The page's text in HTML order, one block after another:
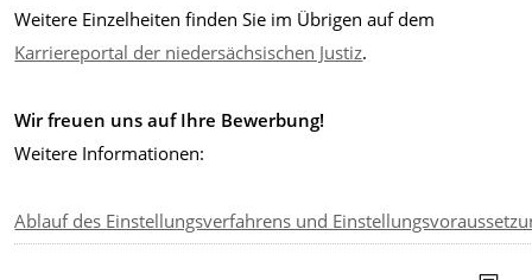
Weitere Einzelheiten finden Sie im Übrigen auf dem
Karriereportal der niedersächsischen Justiz.
Wir freuen uns auf Ihre Bewerbung!
Weitere Informationen:
Ablauf des Einstellungsverfahrens und